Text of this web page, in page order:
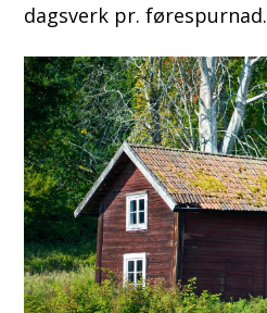
dagsverk pr. førespurnad.